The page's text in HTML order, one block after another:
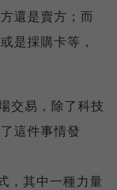
還是賣方；而
是採購卡等，
交易，除了科技
這件事情發
，其中一種力量